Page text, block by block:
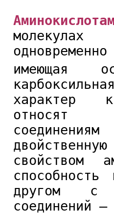
имеющая
характер
свойством
другом с
соединений —